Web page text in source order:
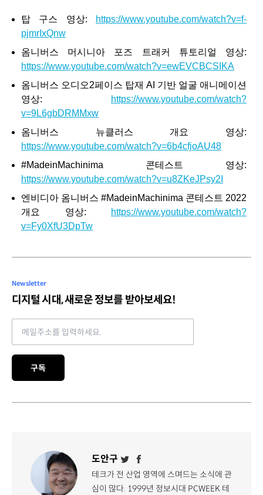
탑 구스 영상:
https://www.youtube.com/watch?v=f-
pjmrIxQnw
옴니버스 머시니아 포즈 트래커 튜토리얼 영상:
https://www.youtube.com/watch?v=ewEVCBCSIKA
옴니버스 오디오2페이스 탑재 AI 기반 얼굴 애니메이션
영상:
https://www.youtube.com/watch?
v=9L6gbDRMMxw
옴니버스 뉴클러스 개요 영상:
https://www.youtube.com/watch?v=6b4cfjoAU48
#MadeinMachinima 콘테스트 영상:
https://www.youtube.com/watch?v=u8ZKeJPsy2I
엔비디아 옴니버스 #MadeinMachinima 콘테스트 2022
개요 영상:
https://www.youtube.com/watch?
v=Fy0XfU3DpTw
Newsletter
디지털 시대, 새로운 정보를 받아보세요!
구독
도안구
테크가 전 산업 영역에 스며드는 소식에 관
심이 많다. 1999년 정보시대 PCWEEK 테